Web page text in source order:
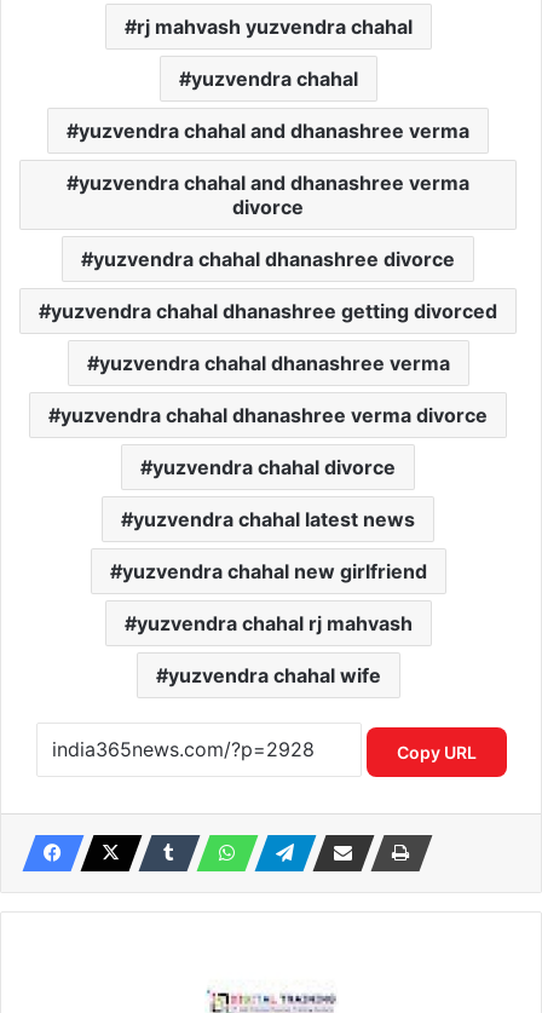
rj mahvash yuzvendra chahal
yuzvendra chahal
yuzvendra chahal and dhanashree verma
yuzvendra chahal and dhanashree verma
divorce
yuzvendra chahal dhanashree divorce
yuzvendra chahal dhanashree getting divorced
yuzvendra chahal dhanashree verma
yuzvendra chahal dhanashree verma divorce
yuzvendra chahal divorce
yuzvendra chahal latest news
yuzvendra chahal new girlfriend
yuzvendra chahal rj mahvash
yuzvendra chahal wife
Copy URL